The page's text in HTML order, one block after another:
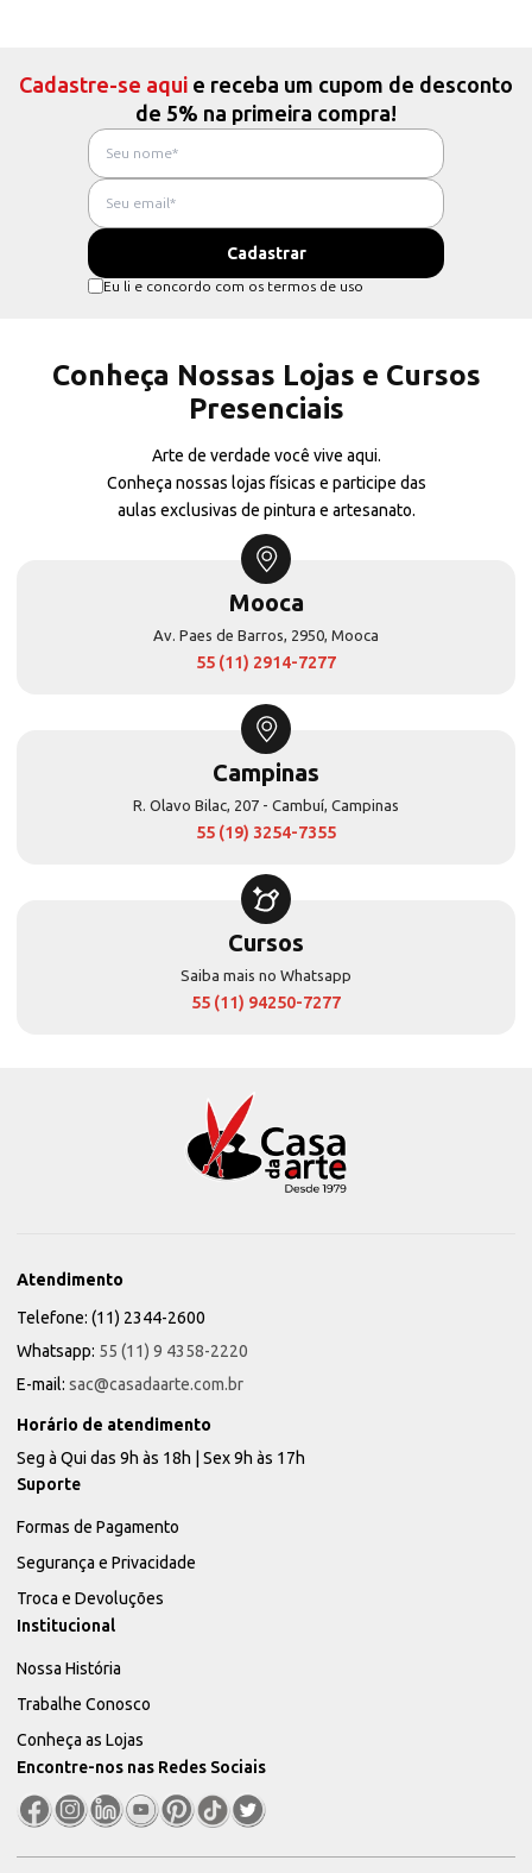
Cadastre-se aqui e receba um cupom de desconto
de 5% na primeira compra!
Eu li e concordo com os termos de uso
Conheça Nossas Lojas e Cursos
Presenciais
Arte de verdade você vive aqui.
Conheça nossas lojas físicas e participe das
aulas exclusivas de pintura e artesanato.
Mooca
Av. Paes de Barros, 2950, Mooca
55 (11) 2914-7277
Campinas
R. Olavo Bilac, 207 - Cambuí, Campinas
55 (19) 3254-7355
Cursos
Saiba mais no Whatsapp
55 (11) 94250-7277
Atendimento
Telefone: (11) 2344-2600
Whatsapp: 55 (11) 9 4358-2220
E-mail: sac@casadaarte.com.br
Horário de atendimento
Seg à Qui das 9h às 18h | Sex 9h às 17h
Suporte
Formas de Pagamento
Segurança e Privacidade
Troca e Devoluções
Institucional
Nossa História
Trabalhe Conosco
Conheça as Lojas
Encontre-nos nas Redes Sociais